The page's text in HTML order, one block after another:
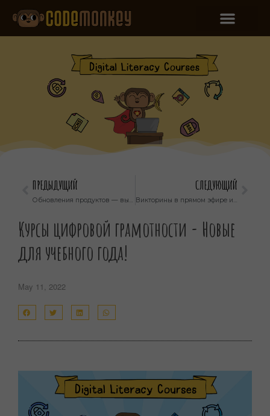
ПРЕДЫДУЩИЙ
Обновления продуктов — вы просили, мы прислушались!
СЛЕДУЮЩИЙ
Викторины в прямом эфире и многое другое!
Курсы цифровой грамотности - Новые
для учебного года!
May 11, 2022